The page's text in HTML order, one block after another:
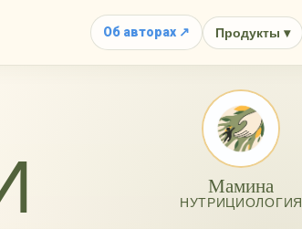
Об авторах ↗ Продукты ▾
Мамина
НУТРИЦИОЛОГИЯ
5